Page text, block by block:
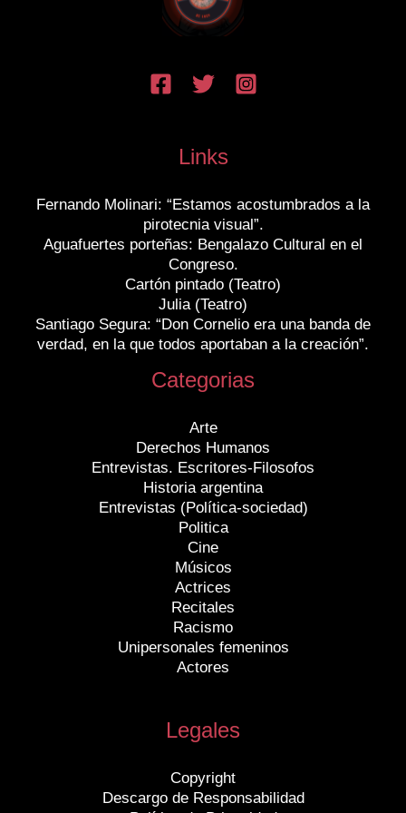
Links
Fernando Molinari: “Estamos acostumbrados a la
pirotecnia visual”.
Aguafuertes porteñas: Bengalazo Cultural en el
Congreso.
Cartón pintado (Teatro)
Julia (Teatro)
Santiago Segura: “Don Cornelio era una banda de
verdad, en la que todos aportaban a la creación”.
Categorias
Arte
Derechos Humanos
Entrevistas. Escritores-Filosofos
Historia argentina
Entrevistas (Política-sociedad)
Politica
Cine
Músicos
Actrices
Recitales
Racismo
Unipersonales femeninos
Actores
Legales
Copyright
Descargo de Responsabilidad